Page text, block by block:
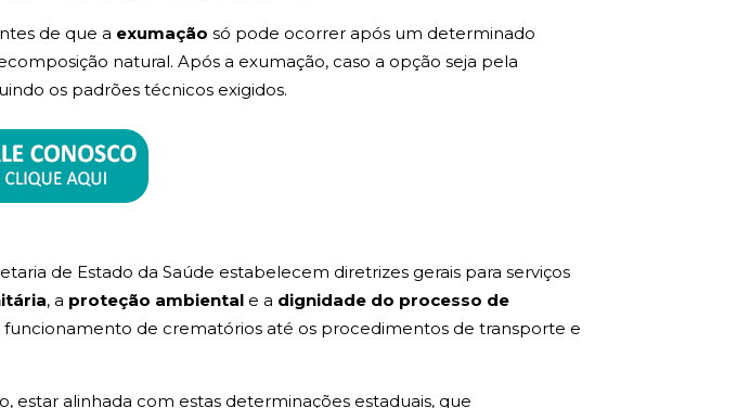
de que a exumação só pode ocorrer após um determinado
natural. Após a exumação, caso a opção seja pela
os padrões técnicos exigidos.
de Estado da Saúde estabelecem diretrizes gerais para serviços
, a proteção ambientale a dignidade do processo de
funcionamento de crematórios até os procedimentos de transporte e
estar alinhada com estas determinações estaduais, que